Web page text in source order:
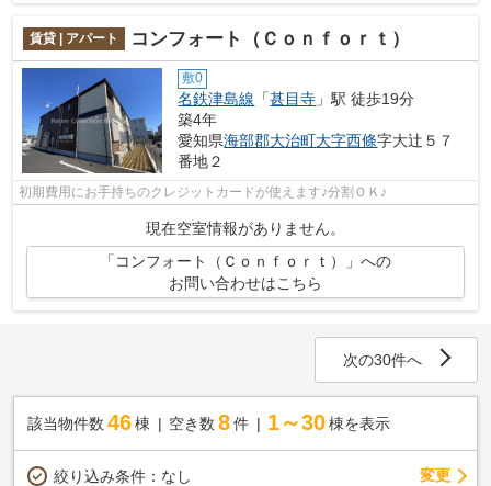
賃貸 | アパート コンフォート（Ｃｏｎｆｏｒｔ）
敷0
名鉄津島線 「甚目寺 」駅 徒歩19分
築4年
愛知県海部郡大治町大字西條字大辻５７
番地２
初期費用にお手持ちのクレジットカードが使えます♪分割ＯＫ♪
現在空室情報がありません。
「コンフォート（Ｃｏｎｆｏｒｔ）」への
お問い合わせはこちら
次の30件へ
該当物件数 46棟 空き数 8 件 1～30 棟を表示
絞り込み条件： なし 変更